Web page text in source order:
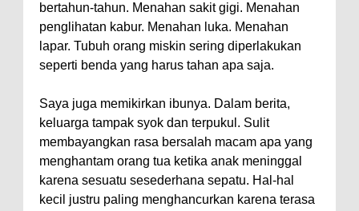
bertahun-tahun. Menahan sakit gigi. Menahan
penglihatan kabur. Menahan luka. Menahan
lapar. Tubuh orang miskin sering diperlakukan
seperti benda yang harus tahan apa saja.
Saya juga memikirkan ibunya. Dalam berita,
keluarga tampak syok dan terpukul. Sulit
membayangkan rasa bersalah macam apa yang
menghantam orang tua ketika anak meninggal
karena sesuatu sesederhana sepatu. Hal-hal
kecil justru paling menghancurkan karena terasa